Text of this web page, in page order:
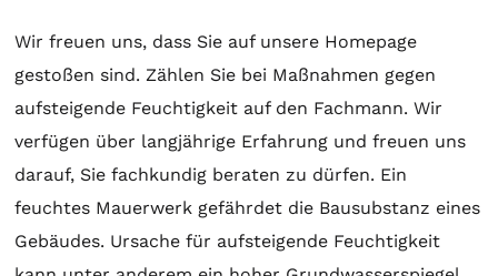
Wir freuen uns, dass Sie auf unsere Homepage
gestoßen sind. Zählen Sie bei Maßnahmen gegen
aufsteigende Feuchtigkeit auf den Fachmann. Wir
verfügen über langjährige Erfahrung und freuen uns
darauf, Sie fachkundig beraten zu dürfen. Ein
feuchtes Mauerwerk gefährdet die Bausubstanz eines
Gebäudes. Ursache für aufsteigende Feuchtigkeit